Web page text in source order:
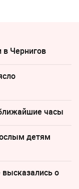
в Чернигов
часы
детям
о